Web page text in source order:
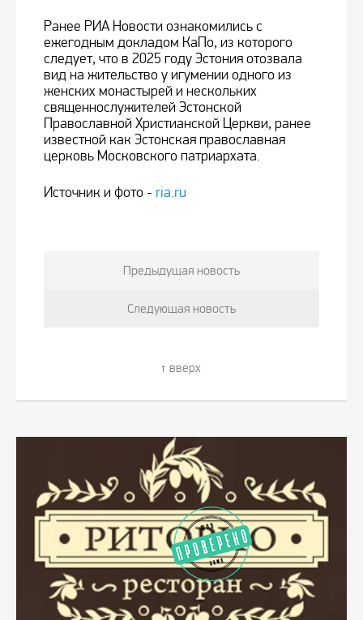
Ранее РИА Новости ознакомились с
ежегодным докладом КаПо, из которого
следует, что в 2025 году Эстония отозвала
вид на жительство у игумении одного из
женских монастырей и нескольких
священнослужителей Эстонской
Православной Христианской Церкви, ранее
известной как Эстонская православная
церковь Московского патриархата.
Источник и фото - ria.ru
Предыдущая новость
Следующая новость
вверх